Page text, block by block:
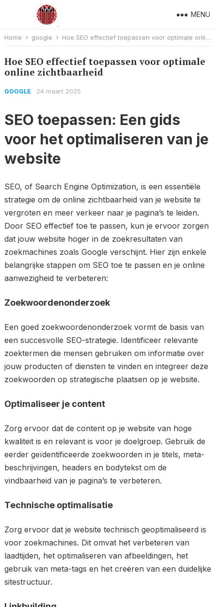
MENU
Home google Hoe SEO effectief toepassen voor optimale online zichtbaarheid
Hoe SEO effectief toepassen voor optimale
online zichtbaarheid
GOOGLE 24 maart 2025
SEO toepassen: Een gids
voor het optimaliseren van je
website
SEO, of Search Engine Optimization, is een essentiële
strategie om de online zichtbaarheid van je website te
vergroten en meer verkeer naar je pagina’s te leiden.
Door SEO effectief toe te passen, kun je ervoor zorgen
dat jouw website hoger in de zoekresultaten van
zoekmachines zoals Google verschijnt. Hier zijn enkele
belangrijke stappen om SEO toe te passen en je online
aanwezigheid te verbeteren:
Zoekwoordenonderzoek
Een goed zoekwoordenonderzoek vormt de basis van
een succesvolle SEO-strategie. Identificeer relevante
zoektermen die mensen gebruiken om informatie over
jouw producten of diensten te vinden en integreer deze
zoekwoorden op strategische plaatsen op je website.
Optimaliseer je content
Zorg ervoor dat de content op je website van hoge
kwaliteit is en relevant is voor je doelgroep. Gebruik de
eerder geïdentificeerde zoekwoorden in je titels, meta-
beschrijvingen, headers en bodytekst om de
vindbaarheid van je pagina’s te verbeteren.
Technische optimalisatie
Zorg ervoor dat je website technisch geoptimaliseerd is
voor zoekmachines. Dit omvat het verbeteren van
laadtijden, het optimaliseren van afbeeldingen, het
gebruik van meta-tags en het creëren van een duidelijke
sitestructuur.